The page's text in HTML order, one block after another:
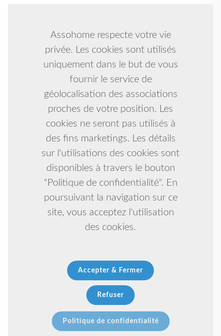
Assohome respecte votre vie
privée. Les cookies sont utilisés
uniquement dans le but de vous
fournir le service de
géolocalisation des associations
proches de votre position. Les
cookies ne seront pas utilisés à
des fins marketings. Les détails
sur l'utilisations des cookies sont
disponibles à travers le bouton
"Politique de confidentialité". En
poursuivant la navigation sur ce
site, vous acceptez l'utilisation
des cookies.
Accepter & Fermer
Refuser
Politique de confidentialité